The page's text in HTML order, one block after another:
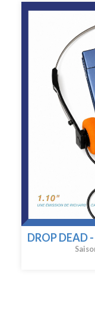
DROP DEAD